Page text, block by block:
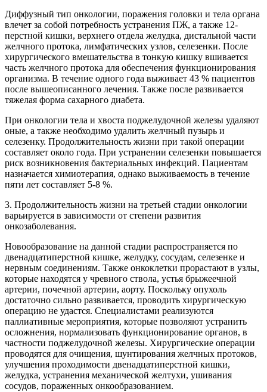
Диффузный тип онкологии, поражения головки и тела органа
влечет за собой потребность устранения ПЖ, а также 12-
перстной кишки, верхнего отдела желудка, дистальной части
желчного протока, лимфатических узлов, селезенки. После
хирургического вмешательства в тонкую кишку вшивается
часть желчного протока для обеспечения функционирования
организма. В течение одного года выживает 43 % пациентов
после вышеописанного лечения. Также после развивается
тяжелая форма сахарного диабета.
При онкологии тела и хвоста поджелудочной железы удаляют
оные, а также необходимо удалить желчный пузырь и
селезенку. Продолжительность жизни при такой операции
составляет около года. При устранении селезенки повышается
риск возникновения бактериальных инфекций. Пациентам
назначается химиотерапия, однако выживаемость в течение
пяти лет составляет 5-8 %.
3. Продолжительность жизни на третьей стадии онкологии
варьируется в зависимости от степени развития
онкозаболевания.
Новообразование на данной стадии распространяется по
двенадцатиперстной кишке, желудку, сосудам, селезенке и
нервным соединениям. Также онкоклетки прорастают в узлы,
которые находятся у чревного ствола, устья брыжеечной
артерии, почечной артерии, аорту. Поскольку опухоль
достаточно сильно развивается, проводить хирургическую
операцию не удастся. Специалистами реализуются
паллиативные мероприятия, которые позволяют устранить
осложнения, нормализовать функционирование органов, в
частности поджелудочной железы. Хирургические операции
проводятся для очищения, шунтирования желчных протоков,
улучшения проходимости двенадцатиперстной кишки,
желудка, устранения механической желтухи, ушивания
сосудов, пораженных онкообразованием.